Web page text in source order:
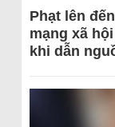
Phạt lên
mạng xã
khi dẫn